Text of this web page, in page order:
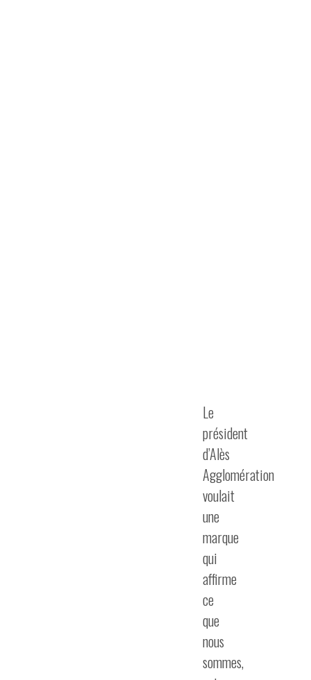
Le
président
d’Alès
Agglomération
voulait
une
marque
qui
affirme
ce
que
nous
sommes,